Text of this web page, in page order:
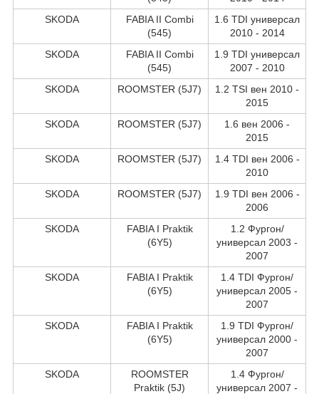
SKODA
FABIA II Combi
(545)
1.6 TDI универсал
2010 - 2014
SKODA
FABIA II Combi
(545)
1.9 TDI универсал
2007 - 2010
SKODA
ROOMSTER (5J7)
1.2 TSI вен 2010 -
2015
SKODA
ROOMSTER (5J7)
1.6 вен 2006 -
2015
SKODA
ROOMSTER (5J7)
1.4 TDI вен 2006 -
2010
SKODA
ROOMSTER (5J7)
1.9 TDI вен 2006 -
2006
SKODA
FABIA I Praktik
(6Y5)
1.2 Фургон/
универсал 2003 -
2007
SKODA
FABIA I Praktik
(6Y5)
1.4 TDI Фургон/
универсал 2005 -
2007
SKODA
FABIA I Praktik
(6Y5)
1.9 TDI Фургон/
универсал 2000 -
2007
SKODA
ROOMSTER
Praktik (5J)
1.4 Фургон/
универсал 2007 -